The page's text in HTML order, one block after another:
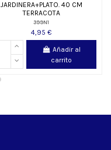
JARDINERA+PLATO. 40 CM
TERRACOTA
399N1
4,95 €
Añadir al
carrito